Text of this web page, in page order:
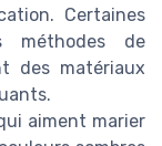
Certaines
méthodes de
des matériaux
aiment marier